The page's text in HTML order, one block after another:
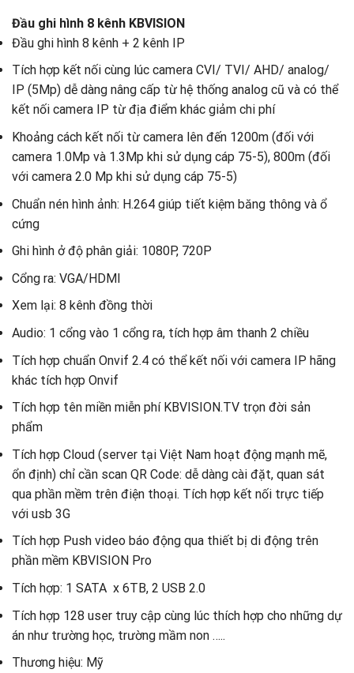
Đầu ghi hình 8 kênh KBVISION
Đầu ghi hình 8 kênh + 2 kênh IP
Tích hợp kết nối cùng lúc camera CVI/ TVI/ AHD/ analog/
IP (5Mp) dễ dàng nâng cấp từ hệ thống analog cũ và có thể
kết nối camera IP từ địa điểm khác giảm chi phí
Khoảng cách kết nối từ camera lên đến 1200m (đối với
camera 1.0Mp và 1.3Mp khi sử dụng cáp 75-5), 800m (đối
với camera 2.0 Mp khi sử dụng cáp 75-5)
Chuẩn nén hình ảnh: H.264 giúp tiết kiệm băng thông và ổ
cứng
Ghi hình ở độ phân giải: 1080P, 720P
Cổng ra: VGA/HDMI
Xem lại: 8 kênh đồng thời
Audio: 1 cổng vào 1 cổng ra, tích hợp âm thanh 2 chiều
Tích hợp chuẩn Onvif 2.4 có thể kết nối với camera IP hãng
khác tích hợp Onvif
Tích hợp tên miền miễn phí KBVISION.TV trọn đời sản
phẩm
Tích hợp Cloud (server tại Việt Nam hoạt động mạnh mẽ,
ổn định) chỉ cần scan QR Code: dễ dàng cài đặt, quan sát
qua phần mềm trên điện thoại. Tích hợp kết nối trực tiếp
với usb 3G
Tích hợp Push video báo động qua thiết bị di động trên
phần mềm KBVISION Pro
Tích hợp: 1 SATA x 6TB, 2 USB 2.0
Tích hợp 128 user truy cập cùng lúc thích hợp cho những dự
án như trường học, trường mầm non …..
Thương hiệu: Mỹ